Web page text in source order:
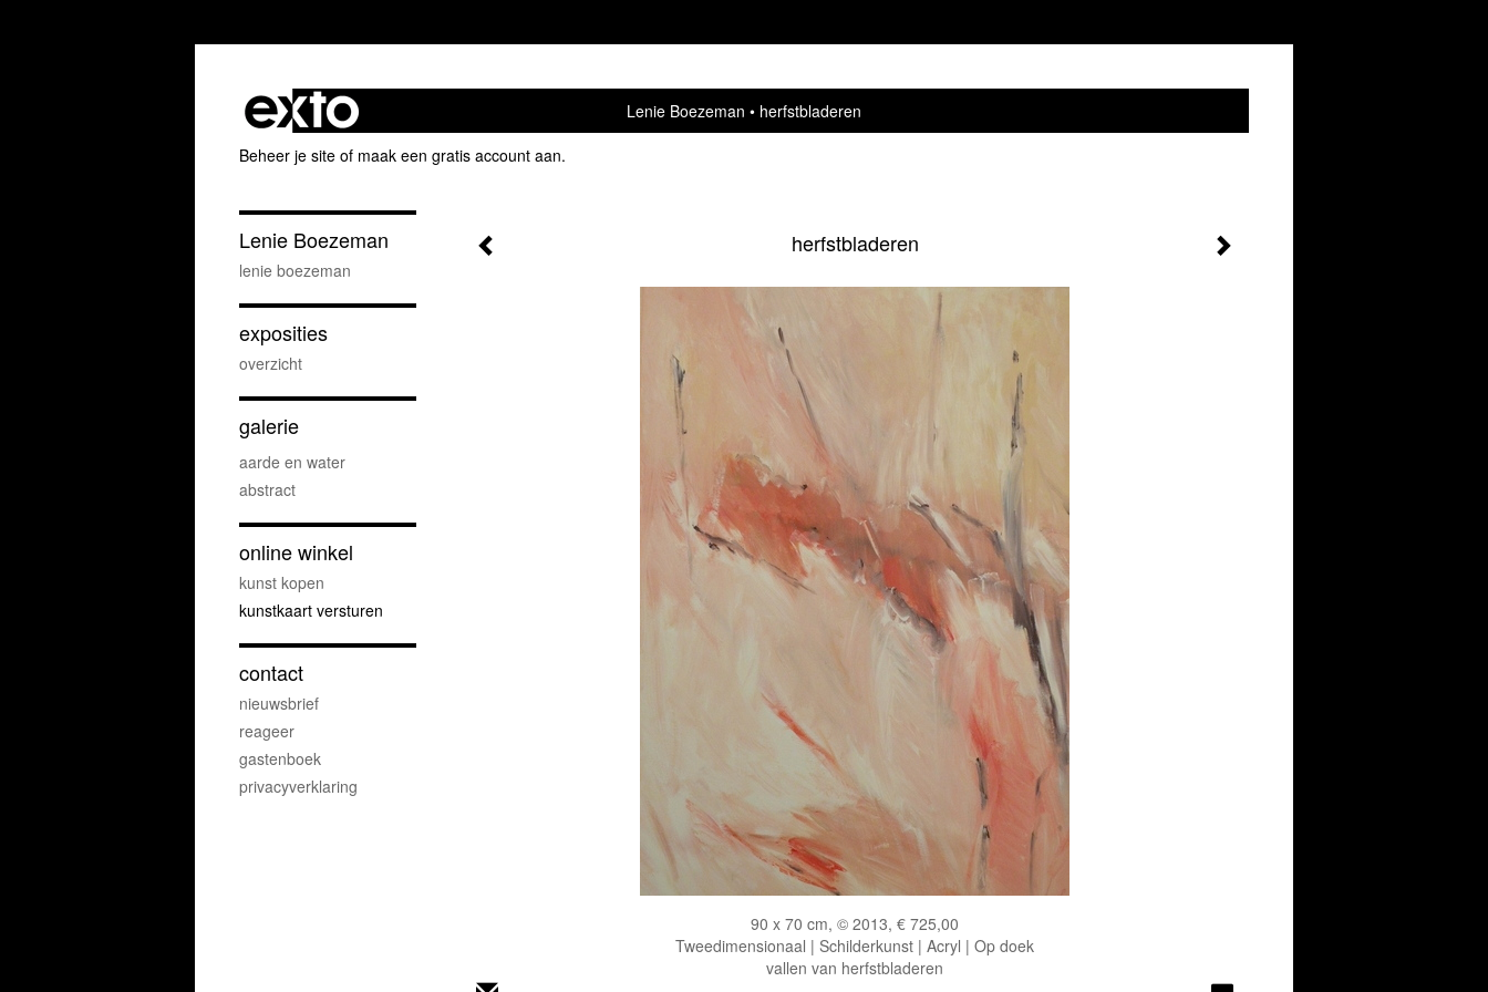
Lenie Boezeman
herfstbladeren
Beheer je site of maak een gratis account aan.
herfstbladeren
90 x 70 cm, © 2013, € 725,00
Tweedimensionaal | Schilderkunst | Acryl | Op doek
vallen van herfstbladeren
Lenie Boezeman
lenie boezeman
exposities
overzicht
galerie
aarde en water
abstract
online winkel
kunst kopen
kunstkaart versturen
contact
nieuwsbrief
reageer
gastenboek
privacyverklaring